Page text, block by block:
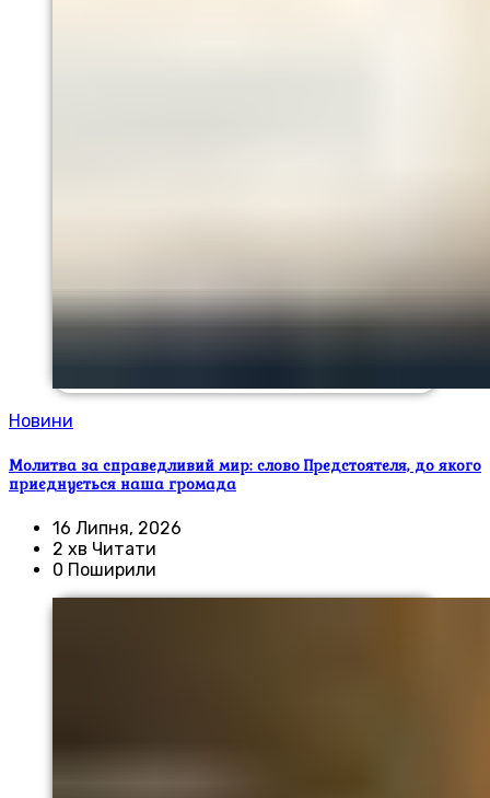
Новини
Молитва за справедливий мир: слово Предстоятеля, до якого
приєднується наша громада
16 Липня, 2026
2 хв Читати
0 Поширили